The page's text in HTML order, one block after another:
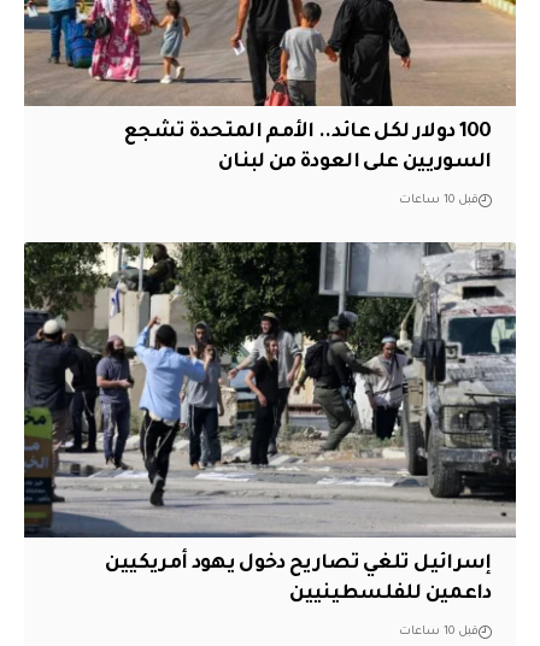
100 دولار لكل عائد.. الأمم المتحدة تشجع
السوريين على العودة من لبنان
قبل 10 ساعات
إسرائيل تلغي تصاريح دخول يهود أمريكيين
داعمين للفلسطينيين
قبل 10 ساعات